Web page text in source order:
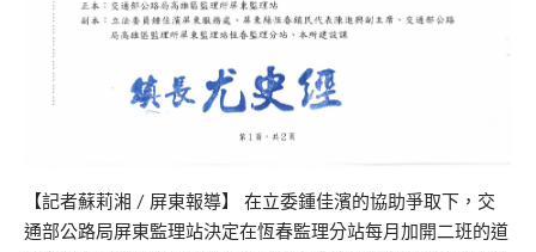
【記者蘇莉湘 / 屏東報導】 在立委鍾佳濱的協助爭取下，交
通部公路局屏東監理站決定在恆春監理分站每月加開二班的道